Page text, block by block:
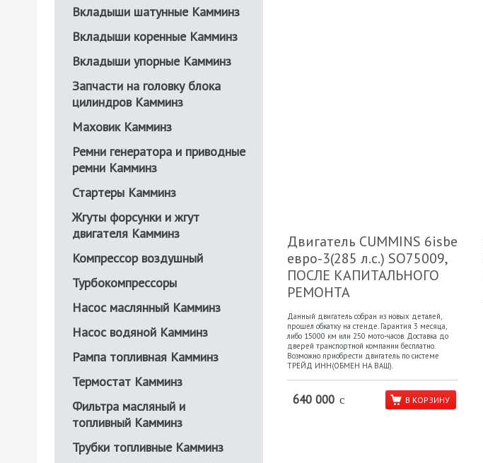
Вкладыши шатунные Камминз
Вкладыши коренные Камминз
Вкладыши упорные Камминз
Запчасти на головку блока
цилиндров Камминз
Маховик Камминз
Ремни генератора и приводные
ремни Камминз
Стартеры Камминз
Жгуты форсунки и жгут
двигателя Камминз
Компрессор воздушный
Турбокомпрессоры
Насос маслянный Камминз
Насос водяной Камминз
Рампа топливная Камминз
Термостат Камминз
Фильтра масляный и
топливный Камминз
Трубки топливные Камминз
Двигатель CUMMINS 6isbe
евро-3(285 л.с.) SO75009,
ПОСЛЕ КАПИТАЛЬНОГО
РЕМОНТА
Данный двигатель собран из новых деталей,
прошел обкатку на стенде. Гарантия 3 месяца,
либо 15000 км или 250 мото-часов. Доставка до
дверей транспортной компании бесплатно.
Возможно приобрести двигатель по системе
ТРЕЙД ИНН(ОБМЕН НА ВАШ).
640 000 c В КОРЗИНУ